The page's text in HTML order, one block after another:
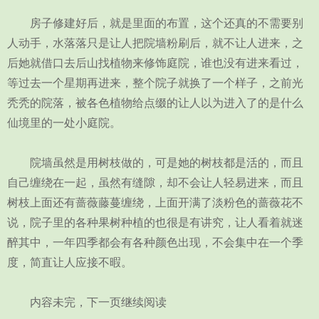
房子修建好后，就是里面的布置，这个还真的不需要别
人动手，水落落只是让人把院墙粉刷后，就不让人进来，之
后她就借口去后山找植物来修饰庭院，谁也没有进来看过，
等过去一个星期再进来，整个院子就换了一个样子，之前光
秃秃的院落，被各色植物给点缀的让人以为进入了的是什么
仙境里的一处小庭院。
院墙虽然是用树枝做的，可是她的树枝都是活的，而且
自己缠绕在一起，虽然有缝隙，却不会让人轻易进来，而且
树枝上面还有蔷薇藤蔓缠绕，上面开满了淡粉色的蔷薇花不
说，院子里的各种果树种植的也很是有讲究，让人看着就迷
醉其中，一年四季都会有各种颜色出现，不会集中在一个季
度，简直让人应接不暇。
内容未完，下一页继续阅读